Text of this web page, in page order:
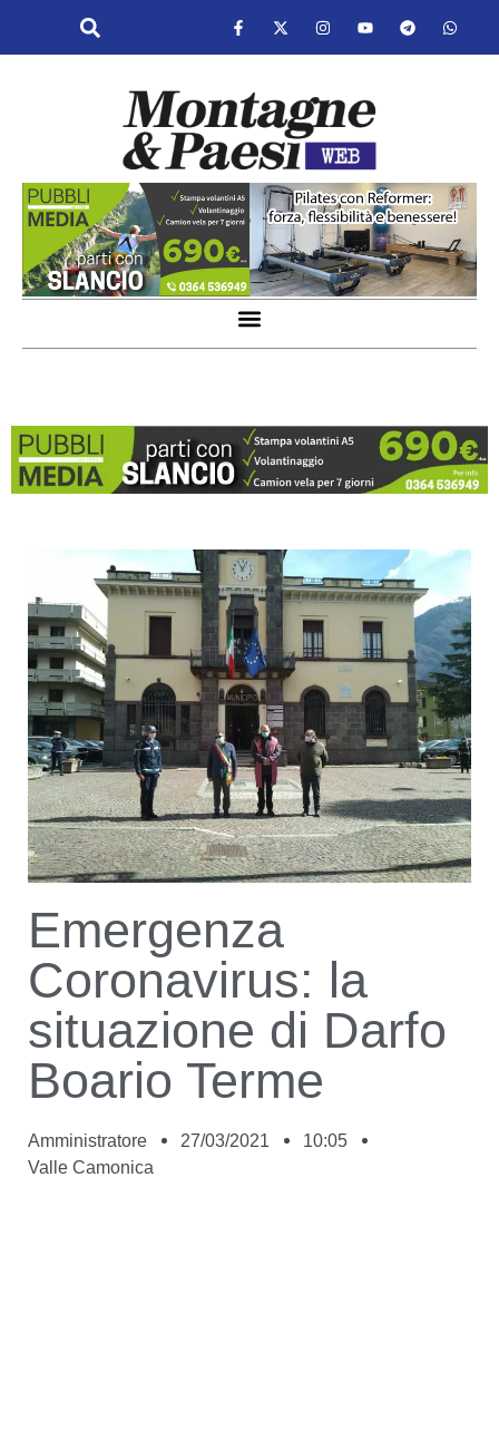
Emergenza
Coronavirus: la
situazione di Darfo
Boario Terme
Amministratore 27/03/2021
10:05
Valle Camonica